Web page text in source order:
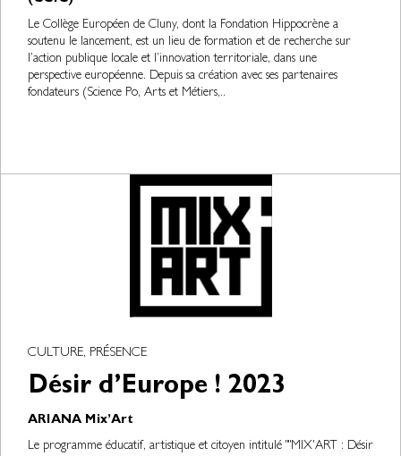
Le Collège Européen de Cluny, dont la Fondation Hippocrène a
soutenu le lancement, est un lieu de formation et de recherche sur
l’action publique locale et l’innovation territoriale, dans une
perspective européenne. Depuis sa création avec ses partenaires
fondateurs (Science Po, Arts et Métiers,..
CULTURE, PRÉSENCE
Désir d’Europe ! 2023
ARIANA Mix’Art
Le programme éducatif, artistique et citoyen intitulé ""MIX'ART : Désir